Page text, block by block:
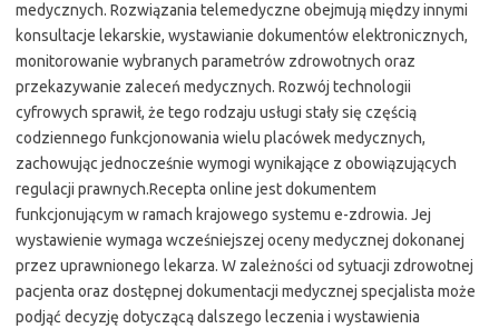
medycznych. Rozwiązania telemedyczne obejmują między innymi
konsultacje lekarskie, wystawianie dokumentów elektronicznych,
monitorowanie wybranych parametrów zdrowotnych oraz
przekazywanie zaleceń medycznych. Rozwój technologii
cyfrowych sprawił, że tego rodzaju usługi stały się częścią
codziennego funkcjonowania wielu placówek medycznych,
zachowując jednocześnie wymogi wynikające z obowiązujących
regulacji prawnych.Recepta online jest dokumentem
funkcjonującym w ramach krajowego systemu e-zdrowia. Jej
wystawienie wymaga wcześniejszej oceny medycznej dokonanej
przez uprawnionego lekarza. W zależności od sytuacji zdrowotnej
pacjenta oraz dostępnej dokumentacji medycznej specjalista może
podjąć decyzję dotyczącą dalszego leczenia i wystawienia